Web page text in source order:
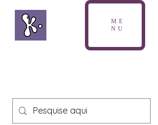
ME
NU